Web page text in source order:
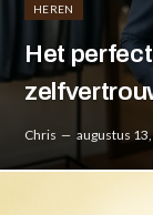
HEREN
Het
Chris augustus